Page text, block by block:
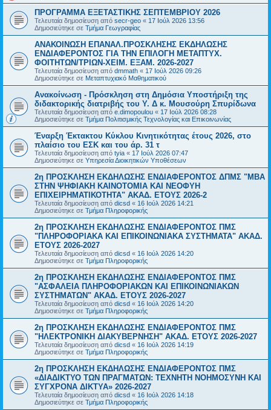
ΠΡΟΓΡΑΜΜΑ ΕΞΕΤΑΣΤΙΚΗΣ ΣΕΠΤΕΜΒΡΙΟΥ 2026
Τελευταία δημοσίευση από secr-geo « 17 Ιούλ 2026 13:56
Δημοσιεύτηκε σε Τμήμα Γεωγραφίας
ΑΝΑΚΟΙΝΩΣΗ ΕΠΑΝΑΛ.ΠΡΟΣΚΛΗΣΗΣ ΕΚΔΗΛΩΣΗΣ
ΕΝΔΙΑΦΕΡΟΝΤΟΣ ΓΙΑ ΤΗΝ ΕΠΙΛΟΓΗ ΜΕΤΑΠΤΥΧ.
ΦΟΙΤΗΤΩΝ/ΤΡΙΩΝ-ΧΕΙΜ. ΕΞΑΜ. 2026-2027
Τελευταία δημοσίευση από dmmath « 17 Ιούλ 2026 09:26
Δημοσιεύτηκε σε Μεταπτυχιακό Μαθηματικού
Ανακοίνωση - Πρόσκληση στη Δημόσια Υποστήριξη της
διδακτορικής διατριβής του Υ. Δ κ. Μουσούρη Σπυρίδωνα
Τελευταία δημοσίευση από e.dimopoulou « 17 Ιούλ 2026 08:28
Δημοσιεύτηκε σε Τμήμα Πολιτισμικής Τεχνολογίας και Επικοινωνίας
Έναρξη Έκτακτου Κύκλου Κινητικότητας έτους 2026, στο
πλαίσιο του ΕΣΚ και του άρ. 31 τ
Τελευταία δημοσίευση από tyia « 17 Ιούλ 2026 07:47
Δημοσιεύτηκε σε Υπηρεσία Διοικητικών Υποθέσεων
2η ΠΡΟΣΚΛΗΣΗ ΕΚΔΗΛΩΣΗΣ ΕΝΔΙΑΦΕΡΟΝΤΟΣ ΔΠΜΣ "ΜΒΑ
ΣΤΗΝ ΨΗΦΙΑΚΗ ΚΑΙΝΟΤΟΜΙΑ ΚΑΙ ΝΕΟΦΥΗ
ΕΠΙΧΕΙΡΗΜΑΤΙΚΟΤΗΤΑ" ΑΚΑΔ. ΕΤΟΥΣ 2026-2
Τελευταία δημοσίευση από dicsd « 16 Ιούλ 2026 14:21
Δημοσιεύτηκε σε Τμήμα Πληροφορικής
2η ΠΡΟΣΚΛΗΣΗ ΕΚΔΗΛΩΣΗΣ ΕΝΔΙΑΦΕΡΟΝΤΟΣ ΠΜΣ
"ΠΛΗΡΟΦΟΡΙΑΚΑ ΚΑΙ ΕΠΙΚΟΙΝΩΝΙΑΚΑ ΣΥΣΤΗΜΑΤΑ" ΑΚΑΔ.
ΕΤΟΥΣ 2026-2027
Τελευταία δημοσίευση από dicsd « 16 Ιούλ 2026 14:20
Δημοσιεύτηκε σε Τμήμα Πληροφορικής
2η ΠΡΟΣΚΛΗΣΗ ΕΚΔΗΛΩΣΗΣ ΕΝΔΙΑΦΕΡΟΝΤΟΣ ΠΜΣ
"ΑΣΦΑΛΕΙΑ ΠΛΗΡΟΦΟΡΙΑΚΩΝ ΚΑΙ ΕΠΙΚΟΙΝΩΝΙΑΚΩΝ
ΣΥΣΤΗΜΑΤΩΝ" ΑΚΑΔ. ΕΤΟΥΣ 2026-2027
Τελευταία δημοσίευση από dicsd « 16 Ιούλ 2026 14:20
Δημοσιεύτηκε σε Τμήμα Πληροφορικής
2η ΠΡΟΣΚΛΗΣΗ ΕΚΔΗΛΩΣΗΣ ΕΝΔΙΑΦΕΡΟΝΤΟΣ ΠΜΣ
"ΗΛΕΚΤΡΟΝΙΚΗ ΔΙΑΚΥΒΕΡΝΗΣΗ" ΑΚΑΔ. ΕΤΟΥΣ 2026-2027
Τελευταία δημοσίευση από dicsd « 16 Ιούλ 2026 14:19
Δημοσιεύτηκε σε Τμήμα Πληροφορικής
2η ΠΡΟΣΚΛΗΣΗ ΕΚΔΗΛΩΣΗΣ ΕΝΔΙΑΦΕΡΟΝΤΟΣ ΠΜΣ
«ΔΙΑΔΙΚΤΥΟ ΤΩΝ ΠΡΑΓΜΑΤΩΝ: ΤΕΧΝΗΤΗ ΝΟΗΜΟΣΥΝΗ ΚΑΙ
ΣΥΓΧΡΟΝΑ ΔΙΚΤΥΑ» 2026-2027
Τελευταία δημοσίευση από dicsd « 16 Ιούλ 2026 14:18
Δημοσιεύτηκε σε Τμήμα Πληροφορικής